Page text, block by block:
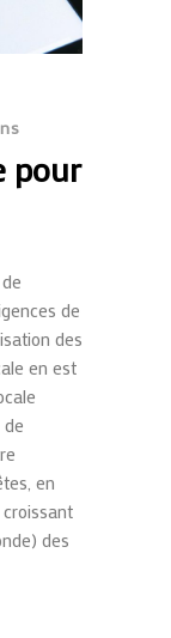
pour
de
des
en est
de
en
des